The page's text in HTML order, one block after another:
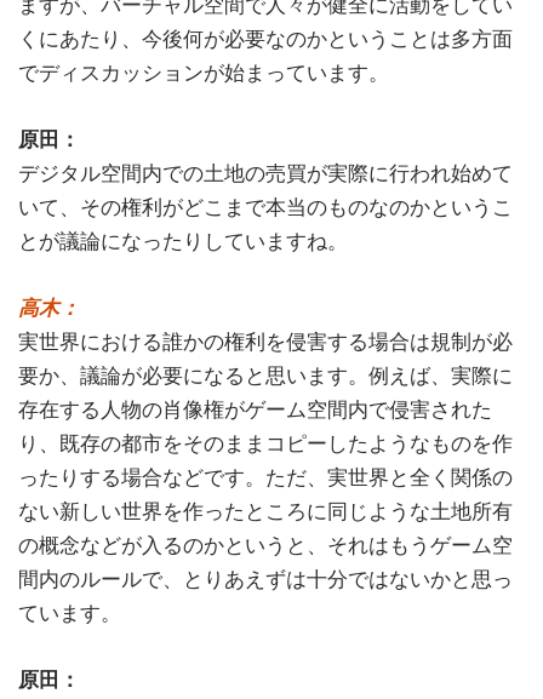
くにあたり、今後何が必要なのかということは多方面
でディスカッションが始まっています。
原田：
デジタル空間内での土地の売買が実際に行われ始めて
いて、その権利がどこまで本当のものなのかというこ
とが議論になったりしていますね。
高木：
実世界における誰かの権利を侵害する場合は規制が必
要か、議論が必要になると思います。例えば、実際に
存在する人物の肖像権がゲーム空間内で侵害された
り、既存の都市をそのままコピーしたようなものを作
ったりする場合などです。ただ、実世界と全く関係の
ない新しい世界を作ったところに同じような土地所有
の概念などが入るのかというと、それはもうゲーム空
間内のルールで、とりあえずは十分ではないかと思っ
ています。
原田：